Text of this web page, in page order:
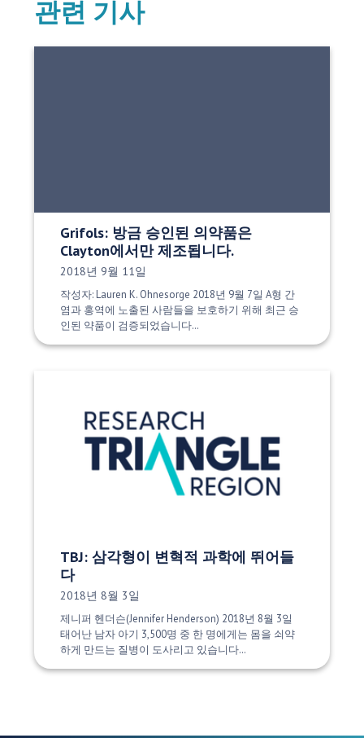
관련 기사
Grifols: 방금 승인된 의약품은
Clayton에서만 제조됩니다.
게시 날짜:
2018년 9월 11일
작성자: Lauren K. Ohnesorge 2018년 9월 7일 A형 간
염과 홍역에 노출된 사람들을 보호하기 위해 최근 승
인된 약품이 검증되었습니다…
TBJ: 삼각형이 변혁적 과학에 뛰어들
다
게시 날짜:
2018년 8월 3일
제니퍼 헨더슨(Jennifer Henderson) 2018년 8월 3일
태어난 남자 아기 3,500명 중 한 명에게는 몸을 쇠약
하게 만드는 질병이 도사리고 있습니다…